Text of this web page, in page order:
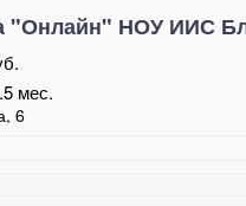
"Онлайн" НОУ ИИС
мес.
6